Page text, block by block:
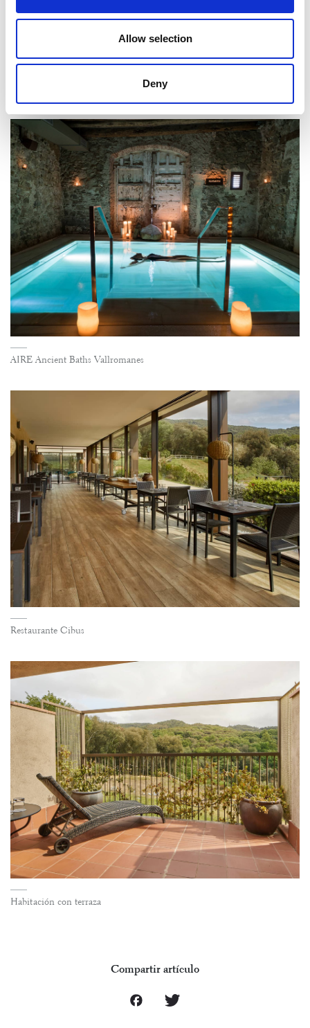
Allow selection
Deny
debemos pasar por alto, pues gracias a la relación que forjemos
AIRE Ancient Baths Vallromanes
Restaurante Cibus
Habitación con terraza
Compartir artículo